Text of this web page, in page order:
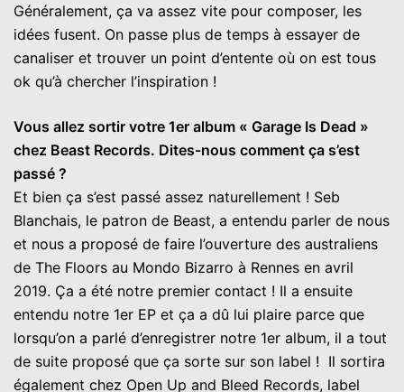
Généralement, ça va assez vite pour composer, les
idées fusent. On passe plus de temps à essayer de
canaliser et trouver un point d’entente où on est tous
ok qu’à chercher l’inspiration !
Vous allez sortir votre 1er album « Garage Is Dead »
chez Beast Records. Dites-nous comment ça s’est
passé ?
Et bien ça s’est passé assez naturellement ! Seb
Blanchais, le patron de Beast, a entendu parler de nous
et nous a proposé de faire l’ouverture des australiens
de The Floors au Mondo Bizarro à Rennes en avril
2019. Ça a été notre premier contact ! Il a ensuite
entendu notre 1er EP et ça a dû lui plaire parce que
lorsqu’on a parlé d’enregistrer notre 1er album, il a tout
de suite proposé que ça sorte sur son label ! Il sortira
également chez Open Up and Bleed Records, label